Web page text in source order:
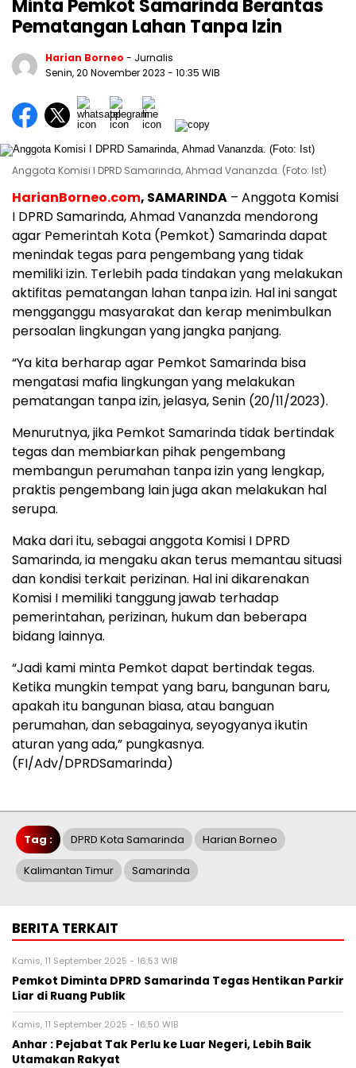
Minta Pemkot Samarinda Berantas
Pematangan Lahan Tanpa Izin
Harian Borneo - Jurnalis
Senin, 20 November 2023 - 10:35 WIB
Anggota Komisi I DPRD Samarinda, Ahmad Vananzda. (Foto: Ist)
HarianBorneo.com, SAMARINDA – Anggota Komisi
I DPRD Samarinda, Ahmad Vananzda mendorong
agar Pemerintah Kota (Pemkot) Samarinda dapat
menindak tegas para pengembang yang tidak
memiliki izin. Terlebih pada tindakan yang melakukan
aktifitas pematangan lahan tanpa izin. Hal ini sangat
mengganggu masyarakat dan kerap menimbulkan
persoalan lingkungan yang jangka panjang.
“Ya kita berharap agar Pemkot Samarinda bisa
mengatasi mafia lingkungan yang melakukan
pematangan tanpa izin, jelasya, Senin (20/11/2023).
Menurutnya, jika Pemkot Samarinda tidak bertindak
tegas dan membiarkan pihak pengembang
membangun perumahan tanpa izin yang lengkap,
praktis pengembang lain juga akan melakukan hal
serupa.
Maka dari itu, sebagai anggota Komisi I DPRD
Samarinda, ia mengaku akan terus memantau situasi
dan kondisi terkait perizinan. Hal ini dikarenakan
Komisi I memiliki tanggung jawab terhadap
pemerintahan, perizinan, hukum dan beberapa
bidang lainnya.
“Jadi kami minta Pemkot dapat bertindak tegas.
Ketika mungkin tempat yang baru, bangunan baru,
apakah itu bangunan biasa, atau banguan
perumahan, dan sebagainya, seyogyanya ikutin
aturan yang ada,” pungkasnya.
(FI/Adv/DPRDSamarinda)
Tag : DPRD Kota Samarinda Harian Borneo
Kalimantan Timur Samarinda
BERITA TERKAIT
Kamis, 11 September 2025 - 16:53 WIB
Pemkot Diminta DPRD Samarinda Tegas Hentikan Parkir
Liar di Ruang Publik
Kamis, 11 September 2025 - 16:50 WIB
Anhar : Pejabat Tak Perlu ke Luar Negeri, Lebih Baik
Utamakan Rakyat